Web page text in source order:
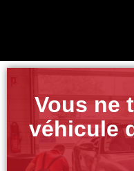
Vous ne
véhicule